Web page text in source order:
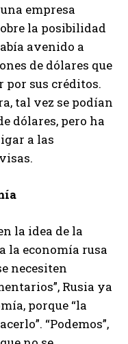
empresa
la posibilidad
avenido a
de dólares que
por sus créditos.
tal vez se podían
dólares, pero ha
a las
la idea de la
la economía rusa
necesiten
Rusia ya
porque “la
“Podemos”,